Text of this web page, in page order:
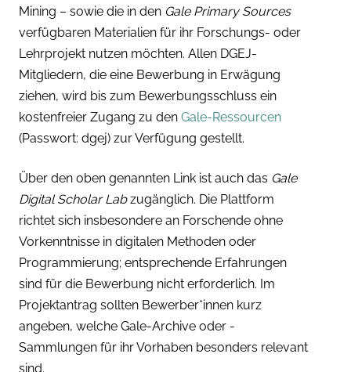
Mining – sowie die in den Gale Primary Sources
verfügbaren Materialien für ihr Forschungs- oder
Lehrprojekt nutzen möchten. Allen DGEJ-
Mitgliedern, die eine Bewerbung in Erwägung
ziehen, wird bis zum Bewerbungsschluss ein
kostenfreier Zugang zu den Gale-Ressourcen
(Passwort: dgej) zur Verfügung gestellt.
Über den oben genannten Link ist auch das Gale
Digital Scholar Labzugänglich. Die Plattform
richtet sich insbesondere an Forschende ohne
Vorkenntnisse in digitalen Methoden oder
Programmierung; entsprechende Erfahrungen
sind für die Bewerbung nicht erforderlich. Im
Projektantrag sollten Bewerber*innen kurz
angeben, welche Gale-Archive oder -
Sammlungen für ihr Vorhaben besonders relevant
sind.